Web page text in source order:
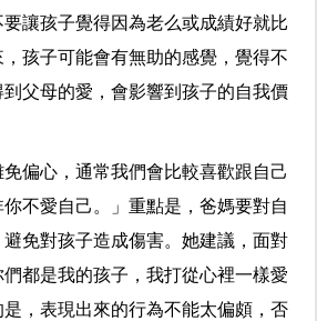
讓孩子覺得因為老么或成績好就比
孩子可能會有無助的感覺，覺得不
父母的愛，會影響到孩子的自我價
偏心，通常我們會比較喜歡跟自己
不愛自己。」重點是，爸媽要對自
免對孩子造成傷害。她建議，面對
都是我的孩子，我打從心裡一樣愛
，表現出來的行為不能太偏頗，否